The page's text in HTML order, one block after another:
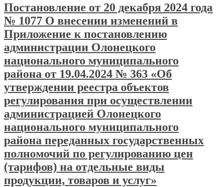
Постановление от 20 декабря 2024 года
№ 1077 О внесении изменений в
Приложение к постановлению
администрации Олонецкого
национального муниципального
района от 19.04.2024 № 363 «Об
утверждении реестра объектов
регулирования при осуществлении
администрацией Олонецкого
национального муниципального
района переданных государственных
полномочий по регулированию цен
(тарифов) на отдельные виды
продукции, товаров и услуг»